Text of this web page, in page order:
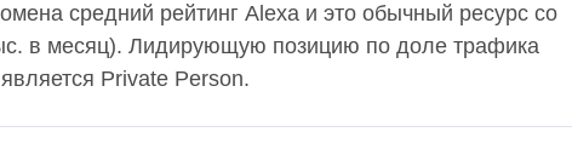
средний рейтинг Alexa и это обычный ресурс со
в месяц). Лидирующую позицию по доле трафика
Private Person.